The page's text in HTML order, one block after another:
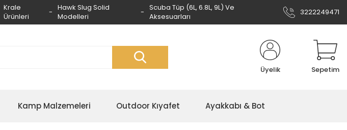
Krale
Ürünleri
Hawk Slug Solid
Modelleri
Scuba Tüp (6L, 6.8L, 9L) Ve
Aksesuarları
3222249471
Üyelik Sepetim
Kamp Malzemeleri Outdoor Kıyafet Ayakkabı & Bot